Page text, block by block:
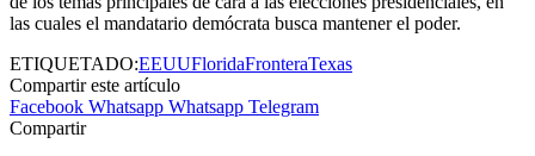
las cuales el mandatario demócrata busca mantener el poder.
ETIQUETADO:EEUUFloridaFronteraTexas
Compartir este artículo
Facebook Whatsapp Whatsapp Telegram
Compartir